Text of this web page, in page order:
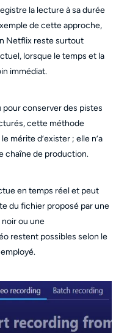
la lecture à sa durée
de cette approche,
Netflix reste surtout
lorsque le temps et la
immédiat.
pour conserver des pistes
cette méthode
mérite d’exister ; elle n’a
chaîne de production.
en temps réel et peut
du fichier proposé par une
ou une
restent possibles selon le